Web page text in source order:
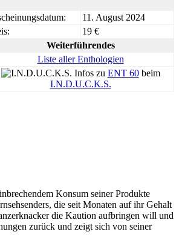
11. August 2024
19 €
Weiterführendes
Liste aller Enthologien
Infos zu ENT 60beim
I.N.D.U.C.K.S.
Konsum seiner Produkte
die seit Monaten auf ihr Gehalt
die Kaution aufbringen will und
zurück und zeigt sich von seiner